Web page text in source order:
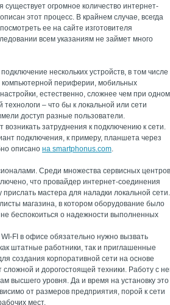
существует огромное количество интернет-
этот процесс. В крайнем случае, всегда
ее на сайте изготовителя
всем указаниям не займет много
нескольких устройств, в том числе
компьютерной периферии, мобильных
естественно, сложнее чем при одном
– что бы к локальной или сети
доступ разные пользователи.
возникать затруднения к подключению к сети.
подключения, к примеру, планшета через
описано на smartphonus.com.
Среди множества сервисных центров
что провайдер интернет-соединения
мастера для наладки локальной сети.
магазина, в котором оборудование было
беспокоиться о надежности выполненных
FI в офисе обязательно нужно вызвать
штатные работники, так и приглашенные
создания корпоративной сети на основе
и дорогостоящей техники. Работу с
высшего уровня. Да и время на установку это
от размеров предприятия, порой к сети
мест.